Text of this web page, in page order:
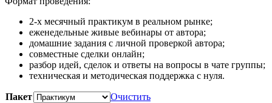
2-х месячный практикум в реальном рынке;
еженедельные живые вебинары от автора;
домашние задания с личной проверкой автора;
совместные сделки онлайн;
разбор идей, сделок и ответы на вопросы в чате группы;
техническая и методическая поддержка с нуля.
Пакет
Очистить